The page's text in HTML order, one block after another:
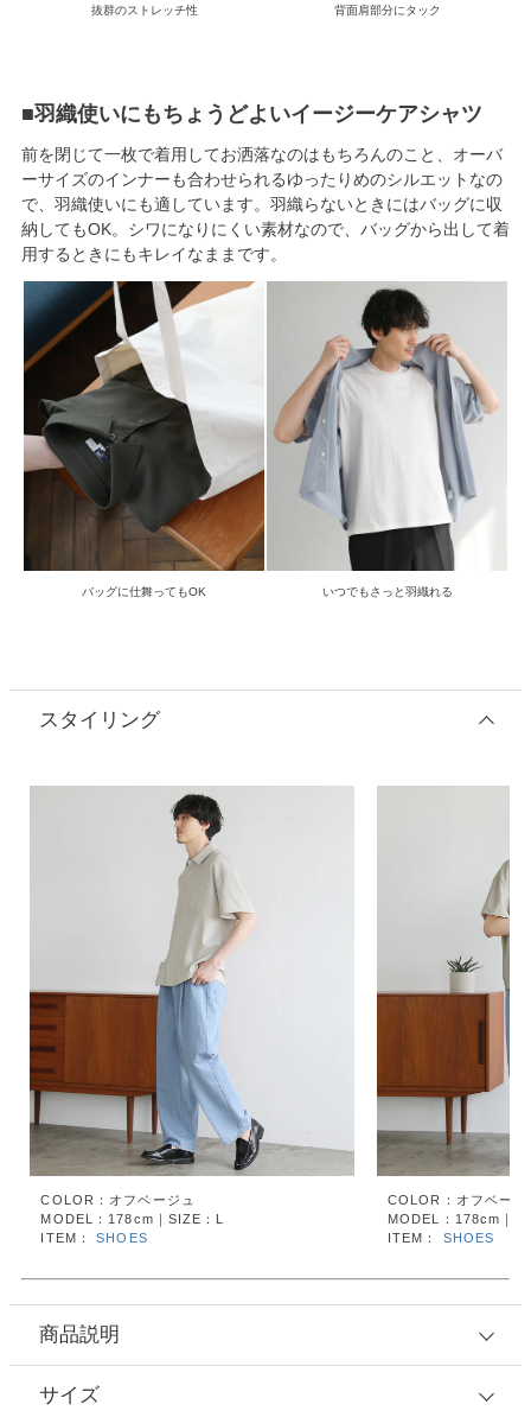
抜群のストレッチ性 背面肩部分にタック
■羽織使いにもちょうどよいイージーケアシャツ
前を閉じて一枚で着用してお洒落なのはもちろんのこと、オーバ
ーサイズのインナーも合わせられるゆったりめのシルエットなの
で、羽織使いにも適しています。羽織らないときにはバッグに収
納してもOK。シワになりにくい素材なので、バッグから出して着
用するときにもキレイなままです。
バッグに仕舞ってもOK いつでもさっと羽織れる
スタイリング
COLOR：オフベージュ
MODEL：178cm｜SIZE：L
ITEM：SHOES
COLOR：オフベージ
MODEL：178cm｜
ITEM： SHOES
商品説明
サイズ